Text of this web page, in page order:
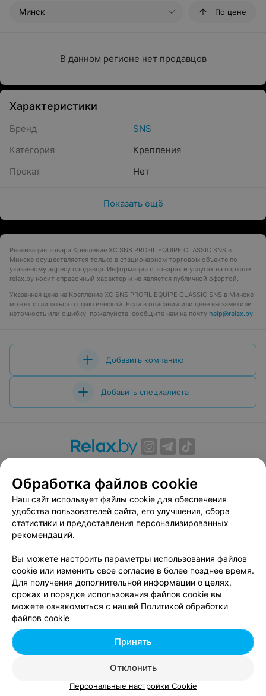
Минск По цене
В данном регионе нет продавцов
Характеристики
Бренд
SNS
Категория
Крепления
Прокат
Нет
Показать ещё
Реализация товара Крепление XC SNS PROFIL EQUIPE CLASSIC SNS в
Минске осуществляется только в стационарном торговом объекте по
указанному адресу продавца. Информация о товарах и услугах на портале
relax.by носит справочный характер и не является публичной офертой.
Указанная цена на Крепление XC SNS PROFIL EQUIPE CLASSIC SNS в Минске
может отличаться от фактической. Если в описании или цене вы заметили
неточность или ошибку, пожалуйста, сообщите нам на почту help@relax.by.
Добавить компанию
Добавить специалиста
Вакансии
Публичный договор
Способы оплаты
Публичный договор по использованию сервиса
«Афиша»
Пользовательское соглашение
Связаться по вопросам сотрудничества
Написать руководителю relax.by
Персональные настройки cookie
Обработка персональных данных
© 2026 ООО «Артокс Лаб», УНП 191700409, регистрирующий орган -
| 220012, Республика Беларусь, г. Минск,
Обработка файлов cookie
Наш сайт использует файлы cookie для обеспечения
удобства пользователей сайта, его улучшения, сбора
статистики и предоставления персонализированных
рекомендаций.
Вы можете настроить параметры использования файлов
cookie или изменить свое согласие в более позднее время.
Для получения дополнительной информации о целях,
сроках и порядке использования файлов cookie вы
можете ознакомиться с нашей Политикой обработки
файлов cookie
Отклонить
Принять
Персональные настройки Cookie